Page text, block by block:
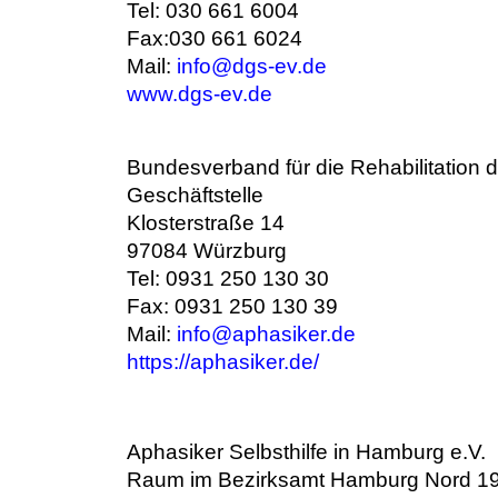
Tel: 030 661 6004
Fax:030 661 6024
Mail: info@dgs-ev.de
www.dgs-ev.de
Bundesverband für die Rehabilitation
Geschäftstelle
Klosterstraße 14
97084 Würzburg
Tel: 0931 250 130 30
Fax: 0931 250 130 39
Mail: info@aphasiker.de
https://aphasiker.de/
Aphasiker Selbsthilfe in Hamburg e.V.
Raum im Bezirksamt Hamburg Nord